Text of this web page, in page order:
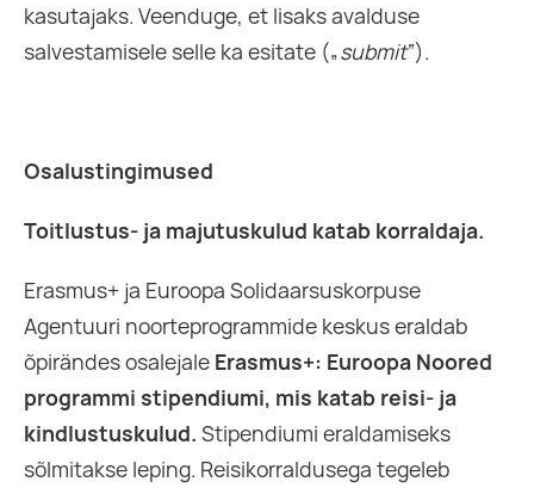
kasutajaks. Veenduge, et lisaks avalduse
salvestamisele selle ka esitate („submit“).
Osalustingimused
Toitlustus- ja majutuskulud katab korraldaja.
Erasmus+ ja Euroopa Solidaarsuskorpuse
Agentuuri noorteprogrammide keskus eraldab
õpirändes osalejale Erasmus+: Euroopa Noored
programmi stipendiumi, mis katab reisi- ja
kindlustuskulud. Stipendiumi eraldamiseks
sõlmitakse leping. Reisikorraldusega tegeleb